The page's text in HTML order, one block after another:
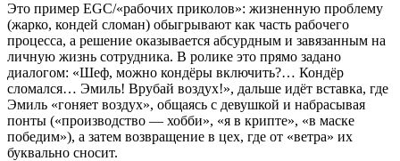
Это пример EGC/«рабочих приколов»: жизненную проблему
(жарко, кондей сломан) обыгрывают как часть рабочего
процесса, а решение оказывается абсурдным и завязанным на
личную жизнь сотрудника. В ролике это прямо задано
диалогом: «Шеф, можно кондёры включить?… Кондёр
сломался… Эмиль! Врубай воздух!», дальше идёт вставка, где
Эмиль «гоняет воздух», общаясь с девушкой и набрасывая
понты («производство — хобби», «я в крипте», «в маске
победим»), а затем возвращение в цех, где от «ветра» их
буквально сносит.